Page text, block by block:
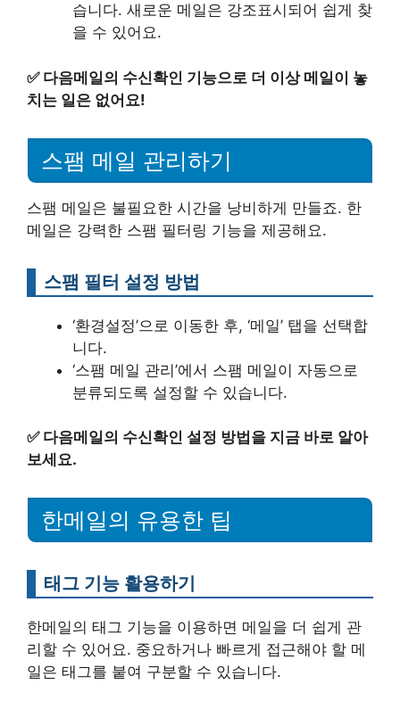
습니다. 새로운 메일은 강조표시되어 쉽게 찾
을 수 있어요.
✅ 다음메일의 수신확인 기능으로 더 이상 메일이 놓
치는 일은 없어요!
스팸 메일 관리하기
스팸 메일은 불필요한 시간을 낭비하게 만들죠. 한
메일은 강력한 스팸 필터링 기능을 제공해요.
스팸 필터 설정 방법
‘환경설정’으로 이동한 후, ‘메일’ 탭을 선택합
니다.
‘스팸 메일 관리’에서 스팸 메일이 자동으로
분류되도록 설정할 수 있습니다.
✅ 다음메일의 수신확인 설정 방법을 지금 바로 알아
보세요.
한메일의 유용한 팁
태그 기능 활용하기
한메일의 태그 기능을 이용하면 메일을 더 쉽게 관
리할 수 있어요. 중요하거나 빠르게 접근해야 할 메
일은 태그를 붙여 구분할 수 있습니다.